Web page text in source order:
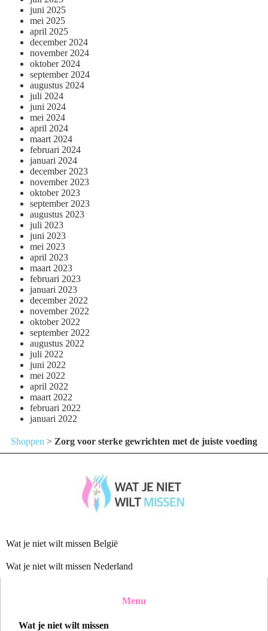
juni 2025
mei 2025
april 2025
december 2024
november 2024
oktober 2024
september 2024
augustus 2024
juli 2024
juni 2024
mei 2024
april 2024
maart 2024
februari 2024
januari 2024
december 2023
november 2023
oktober 2023
september 2023
augustus 2023
juli 2023
juni 2023
mei 2023
april 2023
maart 2023
februari 2023
januari 2023
december 2022
november 2022
oktober 2022
september 2022
augustus 2022
juli 2022
juni 2022
mei 2022
april 2022
maart 2022
februari 2022
januari 2022
Shoppen > Zorg voor sterke gewrichten met de juiste voeding
Wat je niet wilt missen België
Wat je niet wilt missen Nederland
Menu
Wat je niet wilt missen